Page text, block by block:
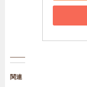
関連